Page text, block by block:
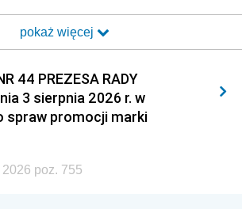
2016 2015
2013 2012
2010 2009
2007 2006
pokaż więcej
44 PREZESA RADY
3 sierpnia 2026 r. w
spraw promocji marki
poz. 755